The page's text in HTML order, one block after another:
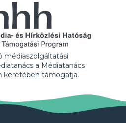
médiaszolgáltatási
a Médiatanács
keretében támogatja.